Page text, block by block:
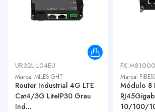
UR32L-L04EU
Marca: MILESIGHT
Router Industrial 4G LTE
Cat4/3G LiteIP30 Grau
Ind...
FX-M81000
Marca:
Módulo 8
10/100/